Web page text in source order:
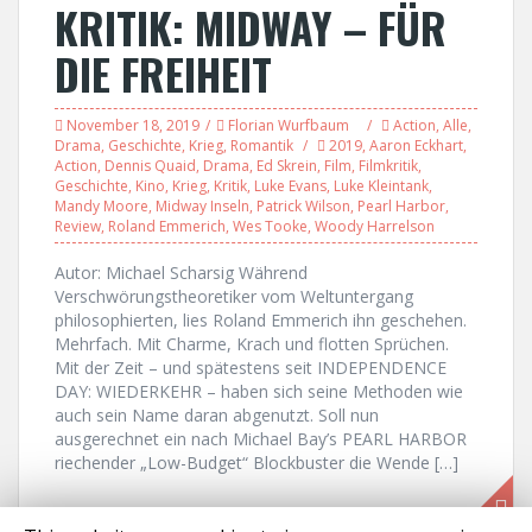
KRITIK: MIDWAY – FÜR
DIE FREIHEIT
November 18, 2019 Florian Wurfbaum Action, Alle,
Drama, Geschichte, Krieg, Romantik 2019, Aaron Eckhart,
Action, Dennis Quaid, Drama, Ed Skrein, Film, Filmkritik,
Geschichte, Kino, Krieg, Kritik, Luke Evans, Luke Kleintank,
Mandy Moore, Midway Inseln, Patrick Wilson, Pearl Harbor,
Review, Roland Emmerich, Wes Tooke, Woody Harrelson
Autor: Michael Scharsig Während
Verschwörungstheoretiker vom Weltuntergang
philosophierten, lies Roland Emmerich ihn geschehen.
Mehrfach. Mit Charme, Krach und flotten Sprüchen.
Mit der Zeit – und spätestens seit INDEPENDENCE
DAY: WIEDERKEHR – haben sich seine Methoden wie
auch sein Name daran abgenutzt. Soll nun
ausgerechnet ein nach Michael Bay’s PEARL HARBOR
riechender „Low-Budget“ Blockbuster die Wende […]